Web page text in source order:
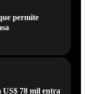
permite
78 mil entra